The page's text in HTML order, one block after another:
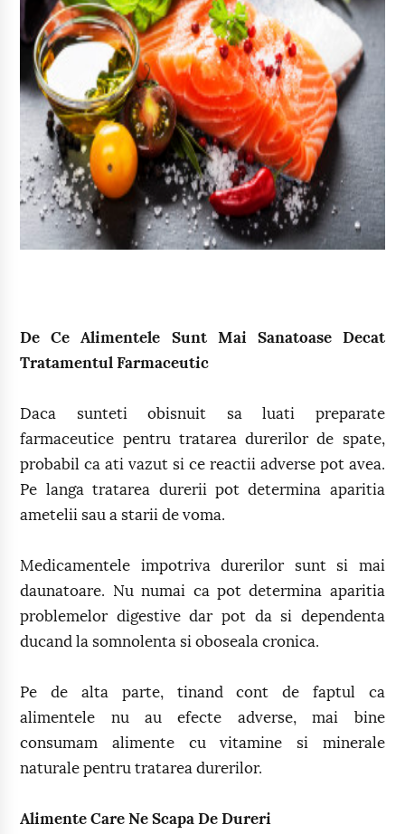
De Ce Alimentele Sunt Mai Sanatoase Decat
Tratamentul Farmaceutic
Daca sunteti obisnuit sa luati preparate
farmaceutice pentru tratarea durerilor de spate,
probabil ca ati vazut si ce reactii adverse pot avea.
Pe langa tratarea durerii pot determina aparitia
ametelii sau a starii de voma.
Medicamentele impotriva durerilor sunt si mai
daunatoare. Nu numai ca pot determina aparitia
problemelor digestive dar pot da si dependenta
ducand la somnolenta si oboseala cronica.
Pe de alta parte, tinand cont de faptul ca
alimentele nu au efecte adverse, mai bine
consumam alimente cu vitamine si minerale
naturale pentru tratarea durerilor.
Alimente Care Ne Scapa De Dureri